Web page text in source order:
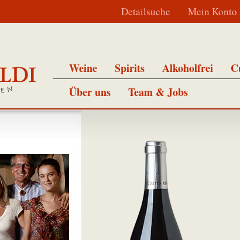
Mein Konto
Detailsuche
Weine Spirits Alkoholfrei
Über uns
Team & Jobs